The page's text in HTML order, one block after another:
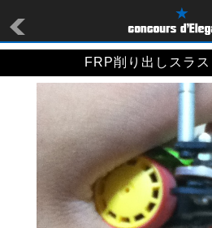
FRP削り出しスラス